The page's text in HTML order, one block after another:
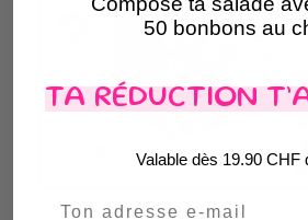
Mystery Box 20CHF
50 bonbons au
TA RÉDUCTION
Valable dès 19.90 CHF